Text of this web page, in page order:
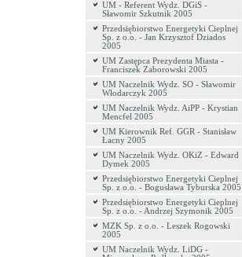
UM - Referent Wydz. DGiS -
Sławomir Szkutnik 2005
Przedsiębiorstwo Energetyki Cieplnej
Sp. z o.o. - Jan Krzysztof Dziados
2005
UM Zastępca Prezydenta Miasta -
Franciszek Zaborowski 2005
UM Naczelnik Wydz. SO - Sławomir
Włodarczyk 2005
UM Naczelnik Wydz. AiPP - Krystian
Mencfel 2005
UM Kierownik Ref. GGR - Stanisław
Łacny 2005
UM Naczelnik Wydz. OKiZ - Edward
Dymek 2005
Przedsiębiorstwo Energetyki Cieplnej
Sp. z o.o. - Bogusława Tyburska 2005
Przedsiębiorstwo Energetyki Cieplnej
Sp. z o.o. - Andrzej Szymonik 2005
MZK Sp. z o.o. - Leszek Rogowski
2005
UM Naczelnik Wydz. LiDG -